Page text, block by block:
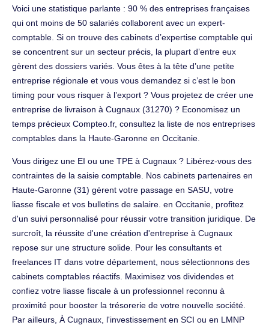
Voici une statistique parlante : 90 % des entreprises françaises
qui ont moins de 50 salariés collaborent avec un expert-
comptable. Si on trouve des cabinets d’expertise comptable qui
se concentrent sur un secteur précis, la plupart d’entre eux
gèrent des dossiers variés. Vous êtes à la tête d’une petite
entreprise régionale et vous vous demandez si c’est le bon
timing pour vous risquer à l’export ? Vous projetez de créer une
entreprise de livraison à Cugnaux (31270) ? Economisez un
temps précieux Compteo.fr, consultez la liste de nos entreprises
comptables dans la Haute-Garonne en Occitanie.
Vous dirigez une EI ou une TPE à Cugnaux ? Libérez-vous des
contraintes de la saisie comptable. Nos cabinets partenaires en
Haute-Garonne (31) gèrent votre passage en SASU, votre
liasse fiscale et vos bulletins de salaire. en Occitanie, profitez
d'un suivi personnalisé pour réussir votre transition juridique. De
surcroît, la réussite d'une création d'entreprise à Cugnaux
repose sur une structure solide. Pour les consultants et
freelances IT dans votre département, nous sélectionnons des
cabinets comptables réactifs. Maximisez vos dividendes et
confiez votre liasse fiscale à un professionnel reconnu à
proximité pour booster la trésorerie de votre nouvelle société.
Par ailleurs, À Cugnaux, l'investissement en SCI ou en LMNP